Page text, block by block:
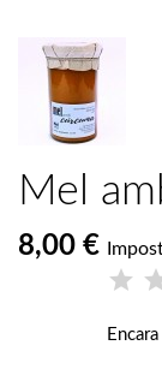
Mel
8,00 €